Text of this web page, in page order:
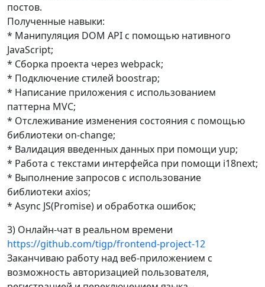
постов.
Полученные навыки:
* Манипуляция DOM API с помощью нативного
JavaScript;
* Сборка проекта через webpack;
* Подключение стилей boostrap;
* Написание приложения с использованием
паттерна MVC;
* Отслеживание изменения состояния с помощью
библиотеки on-change;
* Валидация введенных данных при помощи yup;
* Работа с текстами интерфейса при помощи i18next;
* Выполнение запросов с использование
библиотеки axios;
* Async JS(Promise) и обработка ошибок;
3) Онлайн-чат в реальном времени
https://github.com/tigp/frontend-project-12
Заканчиваю работу над веб-приложением с
возможность авторизацией пользователя,